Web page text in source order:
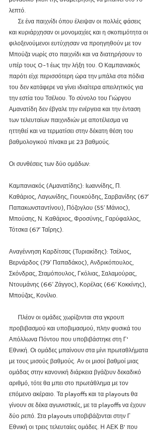
λεπτό.
και κυριάρχησαν οι μονομαχίες και η σκοπιμότητα οι
φιλοξενούμενοι ευτύχησαν να προηγηθούν με τον
Μπούζα νωρίς στο παιχνίδι και να διατηρήσουν το
υπέρ τους 0-1 έως την λήξη του. Ο Καμπανιακός
παρότι είχε περισσότερη ώρα την μπάλα στα πόδια
του δεν κατάφερε να γίνει ιδιαίτερα απειλητικός για
την εστία του Τσέλιου. Το σύνολο του Γιώργου
Αμανατίδη δεν έβγαλε την ενέργεια και την ένταση
των τελευταίων παιχνιδιών με αποτέλεσμα να
ηττηθεί και να τερματίσει στην δέκατη θέση του
βαθμολογικού πίνακα με 23 βαθμούς.
Οι συνθέσεις των δύο ομάδων:
Καμπανιακός (Αμανατίδης): Ιωαννίδης, Π.
Καθάριος, Λαγωνίδης, Γιουκούδης, Σαρβανίδης (67′
Παπακωνσταντίνου), Πόζογλου (55′ Μάνιος),
Μπούσης, Ν. Καθάριος, Φροσύνης, Γαρύφαλλος,
Τότσκα (67′ Ταΐρης).
Αναγέννηση Καρδίτσας (Τυριακίδης): Τσέλιος,
Βερνάρδος (79′ Παπαδάκος), Ανδρικόπουλος,
Σκόνδρας, Σταμόπουλος, Γκόλιας, Σαλαμούρας,
Ντουμάνης (66′ Ζάγγος), Κορέλας (66′ Κοκκίνης),
Μπούζας, Κονίλιο.
προβιβασμού και υποβιμασμού, πλην φυσικά του
Απόλλωνα Πόντου που υποβιβάστηκε στη Γ'
Εθνική. Οι ομάδες μπαίνουν στα μίνι πρωταθλήματα
με τους μισούς βαθμούς. Αν οι μισοί βαθμοί μιας
ομάδας στην κανονική διάρκεια βγάζουν δεκαδικό
αριθμό, τότε θα μπει στο πρωτάθλημα με τον
επόμενο ακέραιο. Τα playoffs και τα playouts θα
γίνουν σε δέκα αγωνιστικές, με τα playoffs να έχουν
δύο ρεπό. Στα playouts υποβιβάζονται στην Γ
Εθνική οι τρεις τελευταίες ομάδες. Η ΑΕΚ Β' που